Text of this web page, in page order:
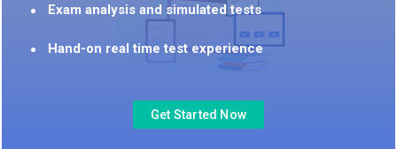
Exam analysis and simulated tests
Hand-on real time test experience
Get Started Now